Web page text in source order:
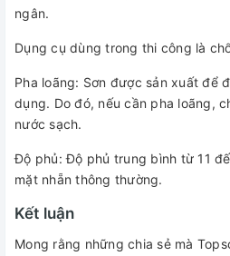
ngân.
Dụng cụ dùng trong thi công là
Pha loãng: Sơn được sản xuất để
dụng. Do đó, nếu cần pha loãng,
nước sạch.
Độ phủ: Độ phủ trung bình từ 11
mặt nhẵn thông thường.
Kết luận
Mong rằng những chia sẻ mà